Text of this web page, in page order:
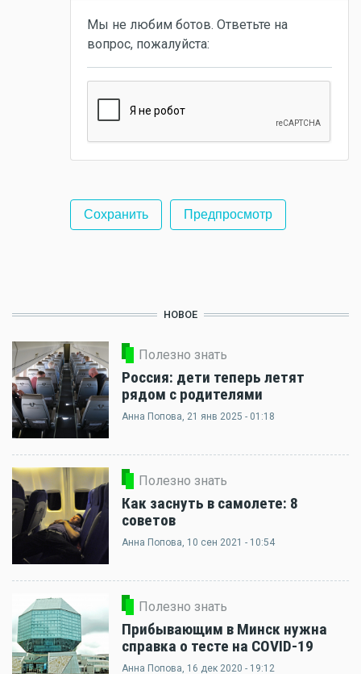
Мы не любим ботов. Ответьте на
вопрос, пожалуйста:
НОВОЕ
Полезно знать
Россия: дети теперь летят
рядом с родителями
Анна Попова, 21 янв 2025 - 01:18
Полезно знать
Как заснуть в самолете: 8
советов
Анна Попова, 10 сен 2021 - 10:54
Полезно знать
Прибывающим в Минск нужна
справка о тесте на COVID-19
Анна Попова, 16 дек 2020 - 19:12